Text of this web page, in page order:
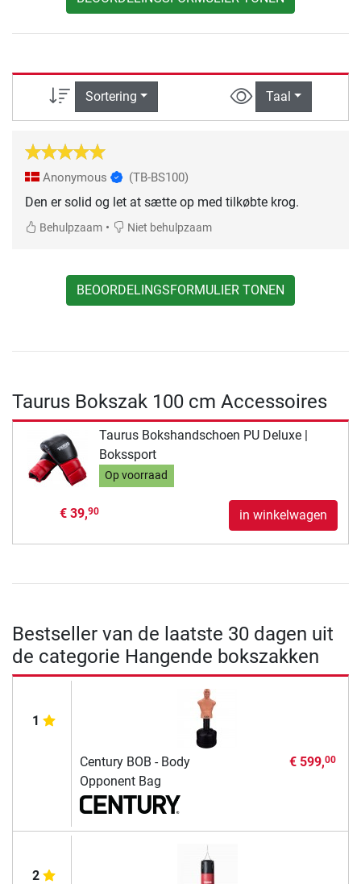
Sortering Taal
Anonymous (TB-BS100)
Den er solid og let at sætte op med tilkøbte krog.
Behulpzaam • Niet behulpzaam
BEOORDELINGSFORMULIER TONEN
Taurus Bokszak 100 cm Accessoires
Taurus Bokshandschoen PU Deluxe |
Bokssport
Op voorraad
€ 39,90 in winkelwagen
Bestseller van de laatste 30 dagen uit
de categorie Hangende bokszakken
1
Century BOB - Body
Opponent Bag
€ 599,00
2